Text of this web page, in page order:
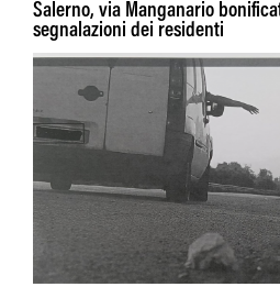
Salerno, via Manganario
segnalazioni dei residenti